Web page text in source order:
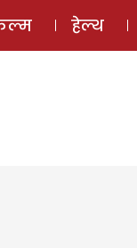
मैगज़ीन हेल्थ